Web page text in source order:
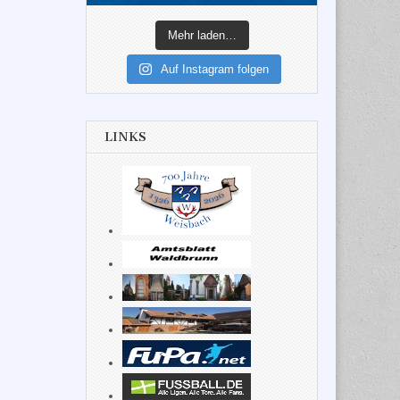
Mehr laden…
Auf Instagram folgen
LINKS